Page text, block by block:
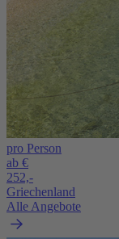
pro Person
ab €
252,-
Griechenland
Alle Angebote